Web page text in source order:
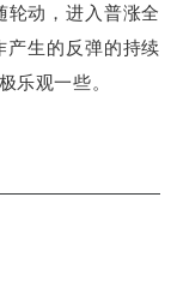
轮动，进入普涨全
生的反弹的持续
乐观一些。